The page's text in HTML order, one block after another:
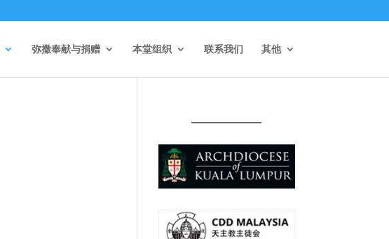
弥撒奉献与捐赠 本堂组织 联系我们 其他